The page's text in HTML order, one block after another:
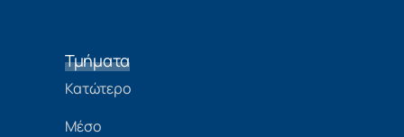
Τμήματα
Κατώτερο
Μέσο